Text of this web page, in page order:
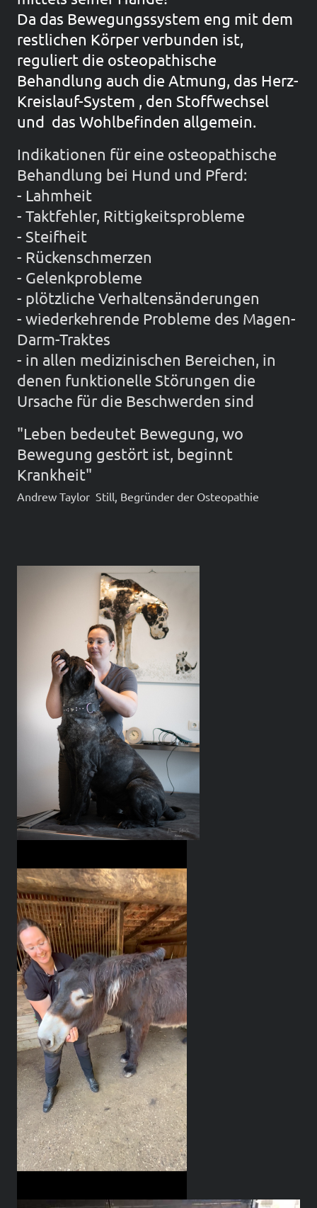
Da das Bewegungssystem eng mit dem
restlichen Körper verbunden ist,
reguliert die osteopathische
Behandlung auch die Atmung, das Herz-
Kreislauf-System , den Stoffwechsel
und das Wohlbefinden allgemein.
Indikationen für eine osteopathische
Behandlung bei Hund und Pferd:
- Lahmheit
- Taktfehler, Rittigkeitsprobleme
- Steifheit
- Rückenschmerzen
- Gelenkprobleme
- plötzliche Verhaltensänderungen
- wiederkehrende Probleme des Magen-
Darm-Traktes
- in allen medizinischen Bereichen, in
denen funktionelle Störungen die
Ursache für die Beschwerden sind
"Leben bedeutet Bewegung, wo
Bewegung gestört ist, beginnt
Krankheit"
Andrew Taylor Still, Begründer der Osteopathie